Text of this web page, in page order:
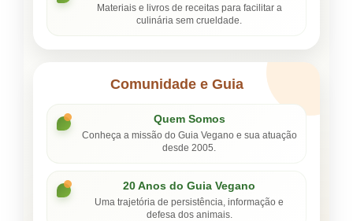
Materiais e livros de receitas para facilitar a
culinária sem crueldade.
Comunidade e Guia
Quem Somos
Conheça a missão do Guia Vegano e sua atuação
desde 2005.
20 Anos do Guia Vegano
Uma trajetória de persistência, informação e
defesa dos animais.